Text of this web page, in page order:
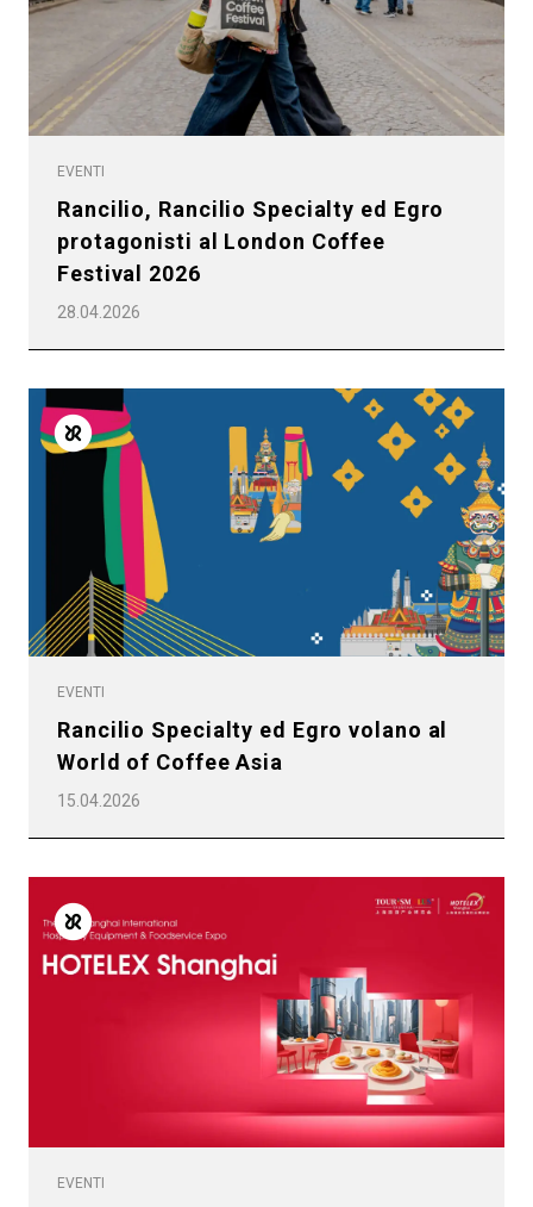
EVENTI
Rancilio, Rancilio Specialty ed Egro
protagonisti al London Coffee
Festival 2026
28.04.2026
EVENTI
Rancilio Specialty ed Egro volano al
World of Coffee Asia
15.04.2026
EVENTI
Privacy Policy